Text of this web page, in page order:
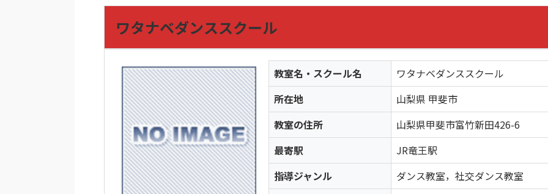
ワタナベダンススクール
教室名・スクール名
ワタナベダンススクール
所在地
山梨県 甲斐市
教室の住所
山梨県甲斐市富竹新田426-6
最寄駅
JR竜王駅
指導ジャンル
ダンス教室，社交ダンス教室